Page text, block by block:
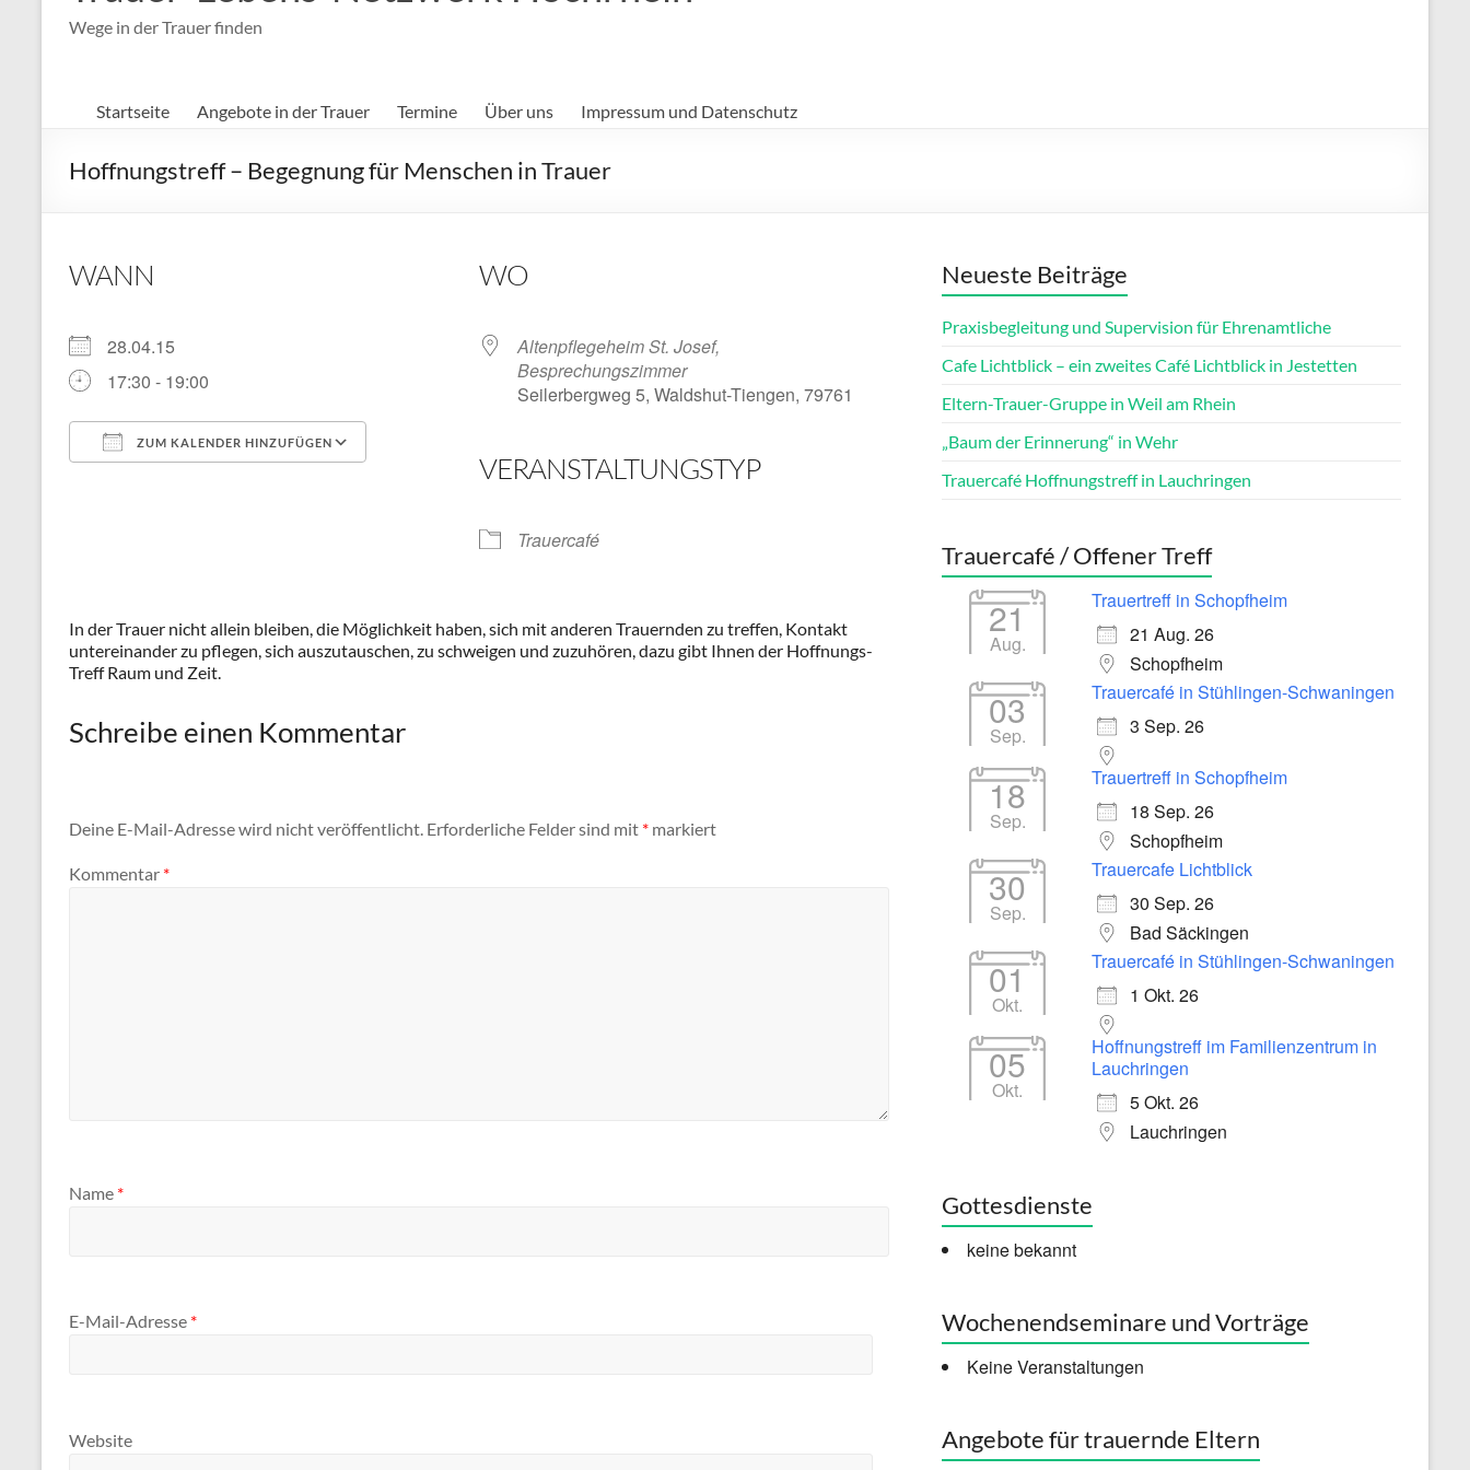
Wege in der Trauer finden
Startseite Angebote in der Trauer Termine Über uns Impressum und Datenschutz
Hoffnungstreff – Begegnung für Menschen in Trauer
WANN
28.04.15
17:30 - 19:00
ZUM KALENDER HINZUFÜGEN
Google Kalender iCalendar Office 365
WO
Altenpflegeheim St. Josef,
Besprechungszimmer
Seilerbergweg 5, Waldshut-Tiengen, 79761
VERANSTALTUNGSTYP
Trauercafé
In der Trauer nicht allein bleiben, die Möglichkeit haben, sich mit anderen Trauernden zu treffen, Kontakt
untereinander zu pflegen, sich auszutauschen, zu schweigen und zuzuhören, dazu gibt Ihnen der Hoffnungs-
Treff Raum und Zeit.
Schreibe einen Kommentar
Deine E-Mail-Adresse wird nicht veröffentlicht. Erforderliche Felder sind mit * markiert
Kommentar *
Name *
E-Mail-Adresse *
Website
Neueste Beiträge
Praxisbegleitung und Supervision für Ehrenamtliche
Cafe Lichtblick – ein zweites Café Lichtblick in Jestetten
Eltern-Trauer-Gruppe in Weil am Rhein
„Baum der Erinnerung“ in Wehr
Trauercafé Hoffnungstreff in Lauchringen
Trauercafé / Offener Treff
21
Aug.
Trauertreff in Schopfheim
21 Aug. 26
Schopfheim
03
Sep.
Trauercafé in Stühlingen-Schwaningen
3 Sep. 26
18
Sep.
Trauertreff in Schopfheim
18 Sep. 26
Schopfheim
30
Sep.
Trauercafe Lichtblick
30 Sep. 26
Bad Säckingen
01
Okt.
Trauercafé in Stühlingen-Schwaningen
1 Okt. 26
05
Okt.
Hoffnungstreff im Familienzentrum in
Lauchringen
5 Okt. 26
Lauchringen
Gottesdienste
keine bekannt
Wochenendseminare und Vorträge
Keine Veranstaltungen
Angebote für trauernde Eltern